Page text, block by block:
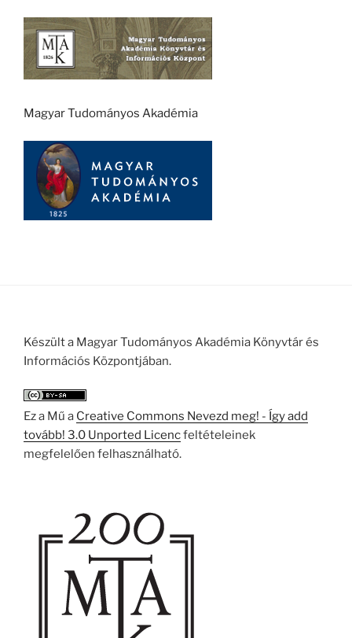
Magyar Tudományos Akadémia
Készült a Magyar Tudományos Akadémia Könyvtár és
Információs Központjában.
Ez a Mű a Creative Commons Nevezd meg! - Így add
tovább! 3.0 Unported Licencfeltételeinek
megfelelően felhasználható.